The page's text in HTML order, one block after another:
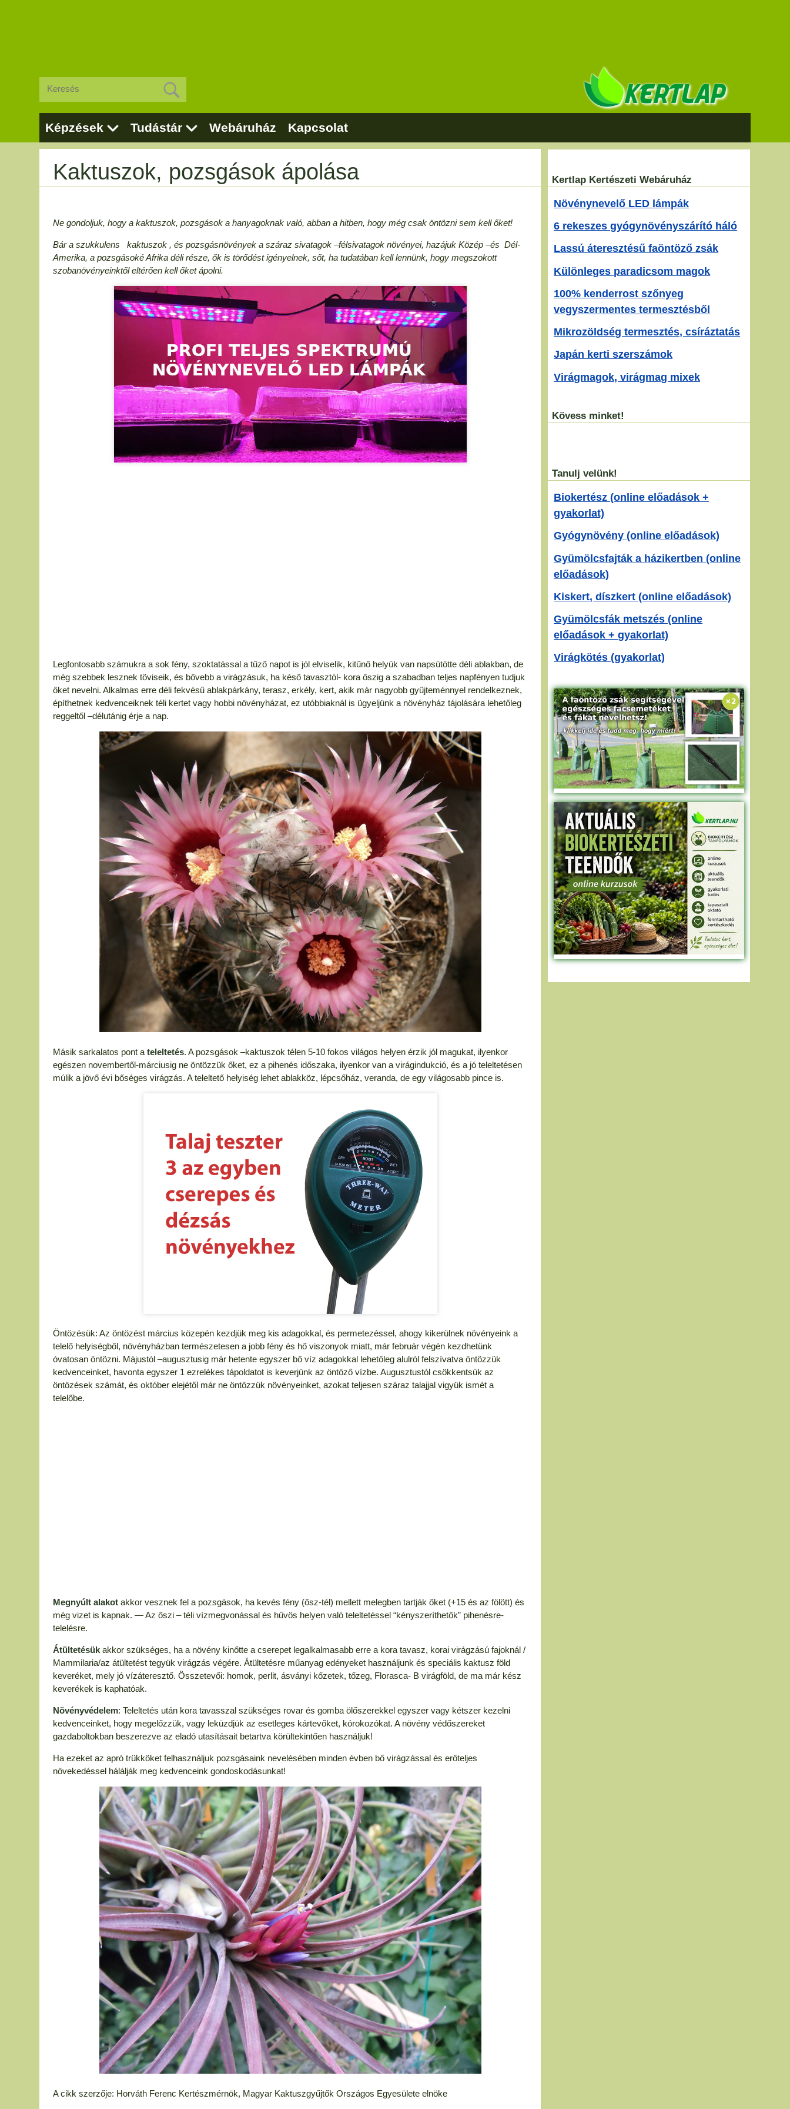
Képzések Tudástár Webáruház Kapcsolat
Kaktuszok, pozsgások ápolása
Ne gondoljuk, hogy a kaktuszok, pozsgások a hanyagoknak való, abban a hitben, hogy még csak öntözni sem kell őket!
Bár a szukkulens kaktuszok , és pozsgásnövények a száraz sivatagok –félsivatagok növényei, hazájuk Közép –és Dél-
Amerika, a pozsgásoké Afrika déli része, ők is törődést igényelnek, sőt, ha tudatában kell lennünk, hogy megszokott
szobanövényeinktől eltérően kell őket ápolni.
Legfontosabb számukra a sok fény, szoktatással a tűző napot is jól elviselik, kitűnő helyük van napsütötte déli ablakban, de
még szebbek lesznek töviseik, és bővebb a virágzásuk, ha késő tavasztól- kora őszig a szabadban teljes napfényen tudjuk
őket nevelni. Alkalmas erre déli fekvésű ablakpárkány, terasz, erkély, kert, akik már nagyobb gyűjteménnyel rendelkeznek,
építhetnek kedvenceiknek téli kertet vagy hobbi növényházat, ez utóbbiaknál is ügyeljünk a növényház tájolására lehetőleg
reggeltől –délutánig érje a nap.
Másik sarkalatos pont a teleltetés. A pozsgások –kaktuszok télen 5-10 fokos világos helyen érzik jól magukat, ilyenkor
egészen novembertől-márciusig ne öntözzük őket, ez a pihenés időszaka, ilyenkor van a virágindukció, és a jó teleltetésen
múlik a jövő évi bőséges virágzás. A teleltető helyiség lehet ablakköz, lépcsőház, veranda, de egy világosabb pince is.
Öntözésük: Az öntözést március közepén kezdjük meg kis adagokkal, és permetezéssel, ahogy kikerülnek növényeink a
telelő helyiségből, növényházban természetesen a jobb fény és hő viszonyok miatt, már február végén kezdhetünk
óvatosan öntözni. Májustól –augusztusig már hetente egyszer bő víz adagokkal lehetőleg alulról felszívatva öntözzük
kedvenceinket, havonta egyszer 1 ezrelékes tápoldatot is keverjünk az öntöző vízbe. Augusztustól csökkentsük az
öntözések számát, és október elejétől már ne öntözzük növényeinket, azokat teljesen száraz talajjal vigyük ismét a
telelőbe.
Megnyúlt alakotakkor vesznek fel a pozsgások, ha kevés fény (ősz-tél) mellett melegben tartják őket (+15 és az fölött) és
még vizet is kapnak. — Az őszi – téli vízmegvonással és hűvös helyen való teleltetéssel “kényszeríthetők” pihenésre-
telelésre.
Átültetésükakkor szükséges, ha a növény kinőtte a cserepet legalkalmasabb erre a kora tavasz, korai virágzású fajoknál /
Mammilaria/az átültetést tegyük virágzás végére. Átültetésre műanyag edényeket használjunk és speciális kaktusz föld
keveréket, mely jó vízáteresztő. Összetevői: homok, perlit, ásványi kőzetek, tőzeg, Florasca- B virágföld, de ma már kész
keverékek is kaphatóak.
Növényvédelem: Teleltetés után kora tavasszal szükséges rovar és gomba ölőszerekkel egyszer vagy kétszer kezelni
kedvenceinket, hogy megelőzzük, vagy leküzdjük az esetleges kártevőket, kórokozókat. A növény védőszereket
gazdaboltokban beszerezve az eladó utasításait betartva körültekintően használjuk!
Ha ezeket az apró trükköket felhasználjuk pozsgásaink nevelésében minden évben bő virágzással és erőteljes
növekedéssel hálálják meg kedvenceink gondoskodásunkat!
A cikk szerzője: Horváth Ferenc Kertészmérnök, Magyar Kaktuszgyűjtők Országos Egyesülete elnöke
Kertlap Kertészeti Webáruház
Növénynevelő LED lámpák
6 rekeszes gyógynövényszárító háló
Lassú áteresztésű faöntöző zsák
Különleges paradicsom magok
100% kenderrost szőnyeg
vegyszermentes termesztésből
Mikrozöldség termesztés, csíráztatás
Japán kerti szerszámok
Virágmagok, virágmag mixek
Kövess minket!
Tanulj velünk!
Biokertész (online előadások +
gyakorlat)
Gyógynövény (online előadások)
Gyümölcsfajták a házikertben (online
előadások)
Kiskert, díszkert (online előadások)
Gyümölcsfák metszés (online
előadások + gyakorlat)
Virágkötés (gyakorlat)